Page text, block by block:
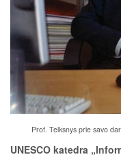
Prof. Telksnys prie savo
UNESCO katedra